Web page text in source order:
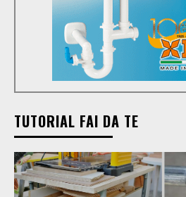
TUTORIAL FAI DA TE